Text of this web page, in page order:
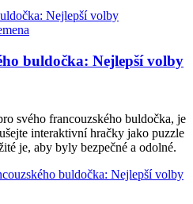
buldočka: Nejlepší volby
svého francouzského buldočka, je
interaktivní hračky jako puzzle
je, aby byly bezpečné a odolné.
buldočka: Nejlepší volby